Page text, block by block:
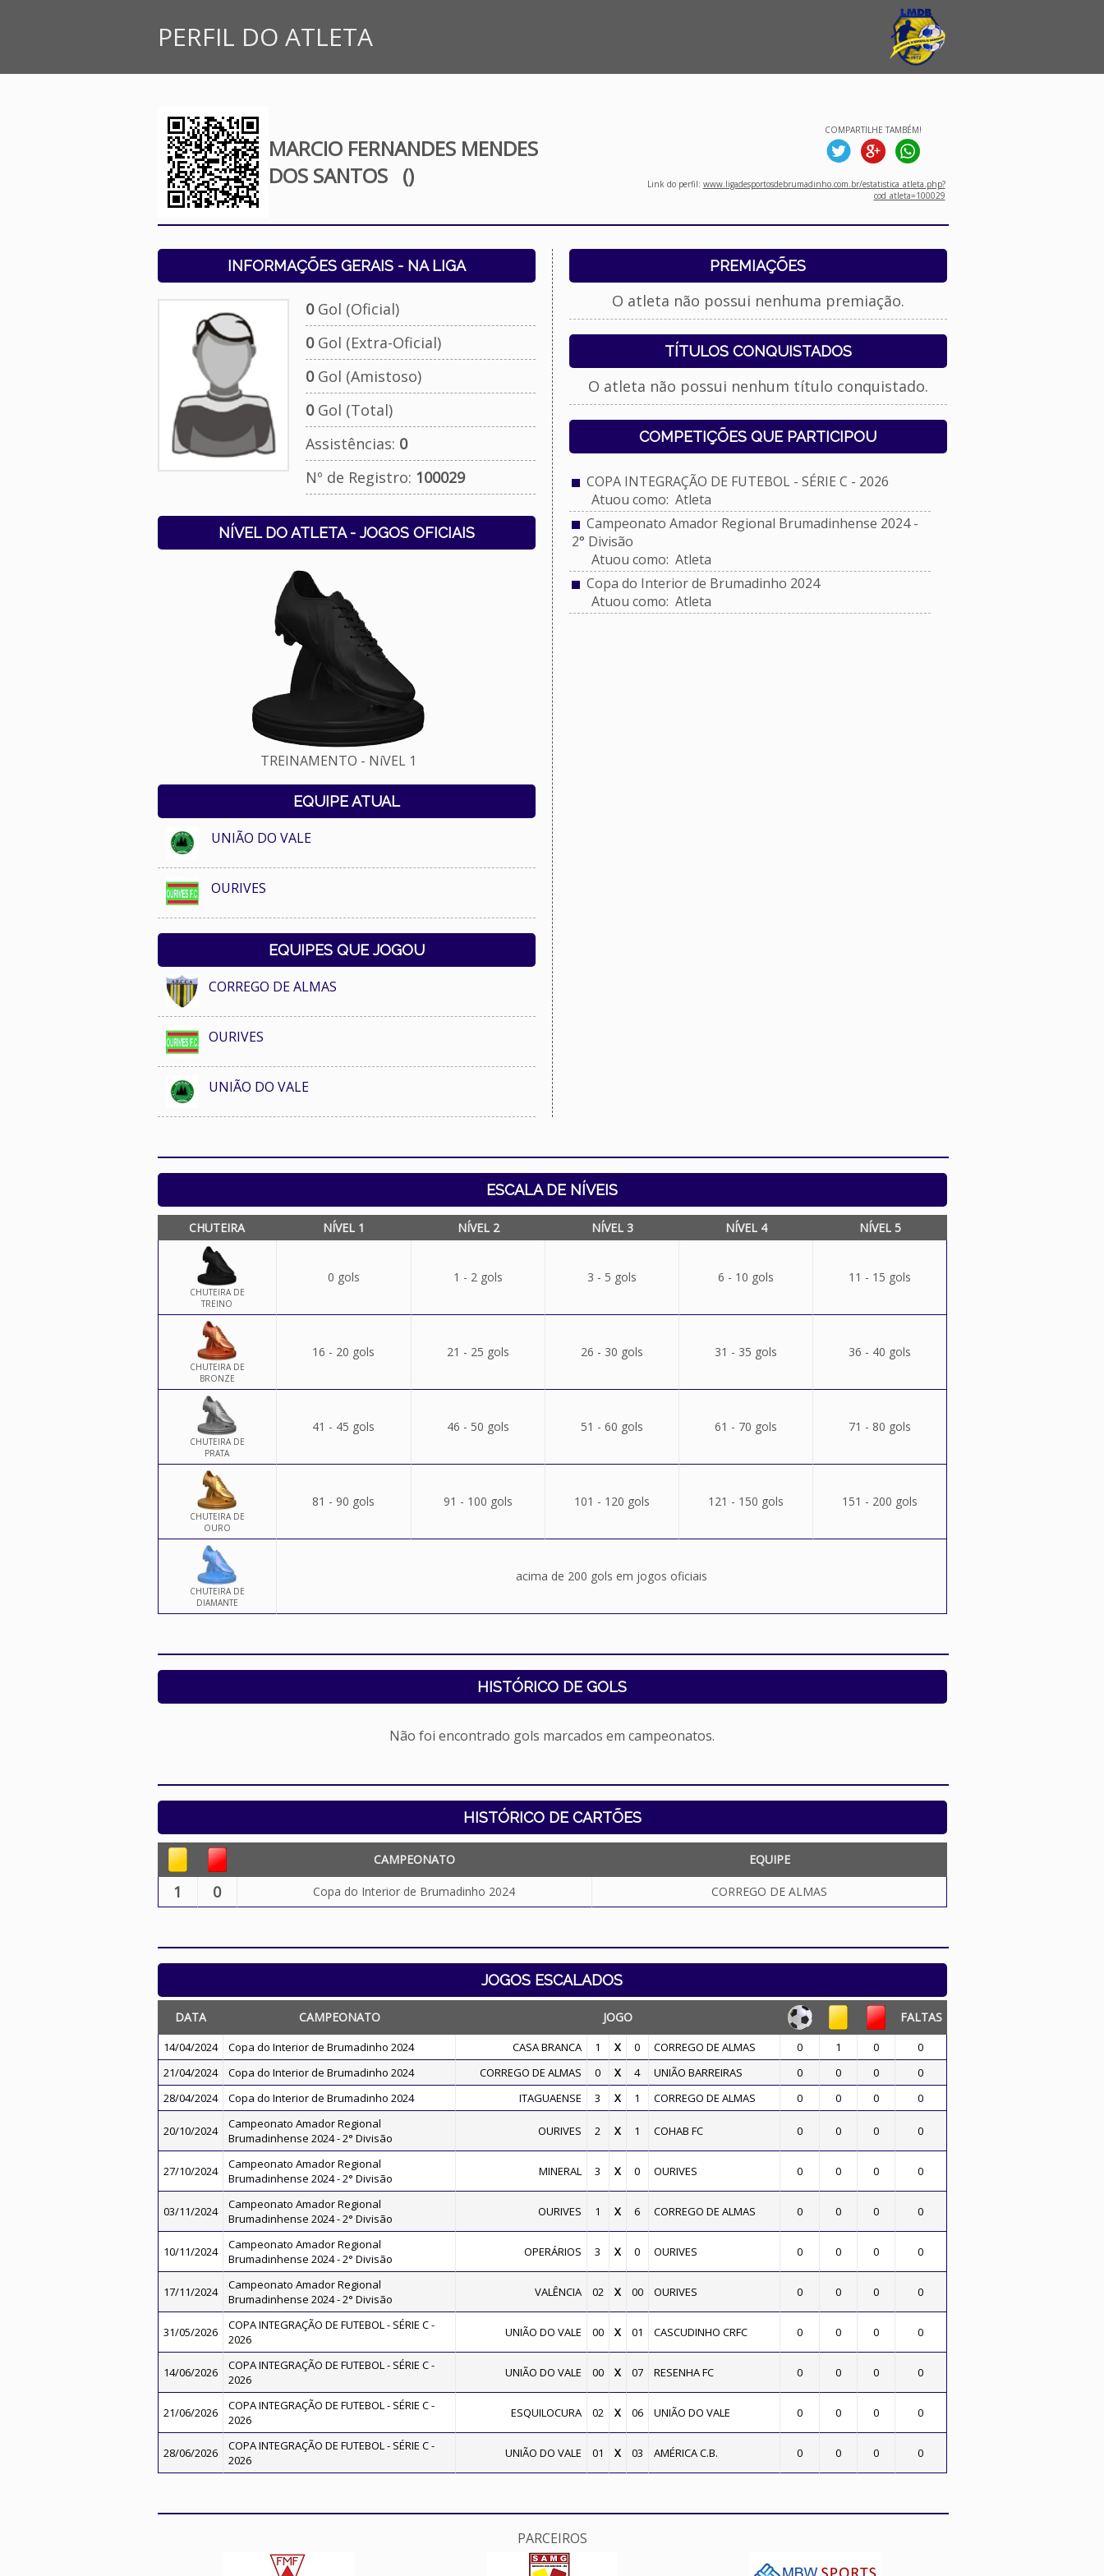
PERFIL DO ATLETA
MARCIO FERNANDES MENDES
DOS SANTOS ()
COMPARTILHE TAMBÉM!
Link do perfil: www.ligadesportosdebrumadinho.com.br/estatistica_atleta.php?
cod_atleta=100029
INFORMAÇÕES GERAIS - NA LIGA
0Gol (Oficial)
0Gol (Extra-Oficial)
0Gol (Amistoso)
0Gol (Total)
Assistências: 0
Nº de Registro: 100029
NÍVEL DO ATLETA - JOGOS OFICIAIS
TREINAMENTO - NíVEL 1
EQUIPE ATUAL
UNIÃO DO VALE
OURIVES
EQUIPES QUE JOGOU
CORREGO DE ALMAS
OURIVES
UNIÃO DO VALE
PREMIAÇÕES
O atleta não possui nenhuma premiação.
TÍTULOS CONQUISTADOS
O atleta não possui nenhum título conquistado.
COMPETIÇÕES QUE PARTICIPOU
COPA INTEGRAÇÃO DE FUTEBOL - SÉRIE C - 2026
Atuou como: Atleta
Campeonato Amador Regional Brumadinhense 2024 -
2° Divisão
Atuou como: Atleta
Copa do Interior de Brumadinho 2024
Atuou como: Atleta
ESCALA DE NÍVEIS
CHUTEIRA NÍVEL 1 NÍVEL 2 NÍVEL 3 NÍVEL 4 NÍVEL 5
CHUTEIRA DE
TREINO
0 gols 1 - 2 gols 3 - 5 gols 6 - 10 gols 11 - 15 gols
CHUTEIRA DE
BRONZE
16 - 20 gols 21 - 25 gols 26 - 30 gols 31 - 35 gols 36 - 40 gols
CHUTEIRA DE
PRATA
41 - 45 gols 46 - 50 gols 51 - 60 gols 61 - 70 gols 71 - 80 gols
CHUTEIRA DE
OURO
81 - 90 gols 91 - 100 gols 101 - 120 gols 121 - 150 gols 151 - 200 gols
CHUTEIRA DE
DIAMANTE
acima de 200 gols em jogos oficiais
HISTÓRICO DE GOLS
Não foi encontrado gols marcados em campeonatos.
HISTÓRICO DE CARTÕES
CAMPEONATO EQUIPE
1 0 Copa do Interior de Brumadinho 2024 CORREGO DE ALMAS
JOGOS ESCALADOS
DATA CAMPEONATO JOGO FALTAS
14/04/2024 Copa do Interior de Brumadinho 2024 CASA BRANCA 1 X 0 CORREGO DE ALMAS 0 1 0
0
21/04/2024
Copa do Interior de Brumadinho 2024 CORREGO DE ALMAS 0 X 4 UNIÃO BARREIRAS 0 0 0
0
28/04/2024
Copa do Interior de Brumadinho 2024 ITAGUAENSE 3 X 1 CORREGO DE ALMAS 0 0 0 0
20/10/2024
Campeonato Amador Regional
Brumadinhense 2024 - 2° Divisão
OURIVES 2 X 1 COHAB FC 0 0 0 0
27/10/2024
Campeonato Amador Regional
Brumadinhense 2024 - 2° Divisão
MINERAL 3 X 0 OURIVES 0 0 0 0
03/11/2024
Campeonato Amador Regional
Brumadinhense 2024 - 2° Divisão
OURIVES 1 X 6 CORREGO DE ALMAS 0 0 0 0
10/11/2024
Campeonato Amador Regional
Brumadinhense 2024 - 2° Divisão
OPERÁRIOS 3 X 0 OURIVES 0 0 0 0
17/11/2024
Campeonato Amador Regional
Brumadinhense 2024 - 2° Divisão
VALÊNCIA 02 X 00 OURIVES 0 0 0 0
31/05/2026
COPA INTEGRAÇÃO DE FUTEBOL - SÉRIE C -
2026
UNIÃO DO VALE 00 X 01 CASCUDINHO CRFC 0 0 0 0
14/06/2026
COPA INTEGRAÇÃO DE FUTEBOL - SÉRIE C -
2026
UNIÃO DO VALE 00 X 07 RESENHA FC 0 0 0 0
21/06/2026
COPA INTEGRAÇÃO DE FUTEBOL - SÉRIE C -
2026
ESQUILOCURA 02 X 06 UNIÃO DO VALE 0 0 0 0
28/06/2026
COPA INTEGRAÇÃO DE FUTEBOL - SÉRIE C -
2026
UNIÃO DO VALE 01 X 03 AMÉRICA C.B. 0 0 0 0
PARCEIROS